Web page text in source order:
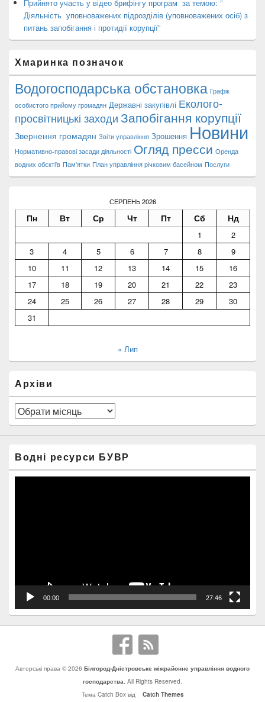
Прийнято участь у відео брифінгу програм за темою: ”
Діяльність уповноважених підрозділів (уповноважених осіб) з
питань запобігання і протидії корупції”
Хмаринка позначок
Водогосподарська обстановка Графік
особистого прийому громадян Державні закупівлі Еколого-
просвітницькі заходи Запобігання корупції
Звернення громадян Звіти управління Зрошення Новини
Нормативно-правові засади діяльності Огляд пресси Оренда
водних обєкті'в Пам'ятки План управління річковим басейном Послуги
СЕРПЕНЬ 2026
Пн Вт Ср Чт Пт Сб Нд
1
2
3
4 5 6 7 8
9
10
11 12 13 14 15
16
17
18 19 20 21 22
23
24
25 26 27 28 29
30
31
« Лип
Архіви
Архіви
Водні ресурси БУВР
00:00 27:46
Авторські права © 2026 Білгород-Дністровське міжрайонне управління водного
господарства. All Rights Reserved.
Тема Catch Box від
Catch Themes